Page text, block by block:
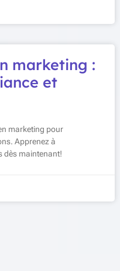
marketing :
et
marketing pour
Apprenez à
dès maintenant!